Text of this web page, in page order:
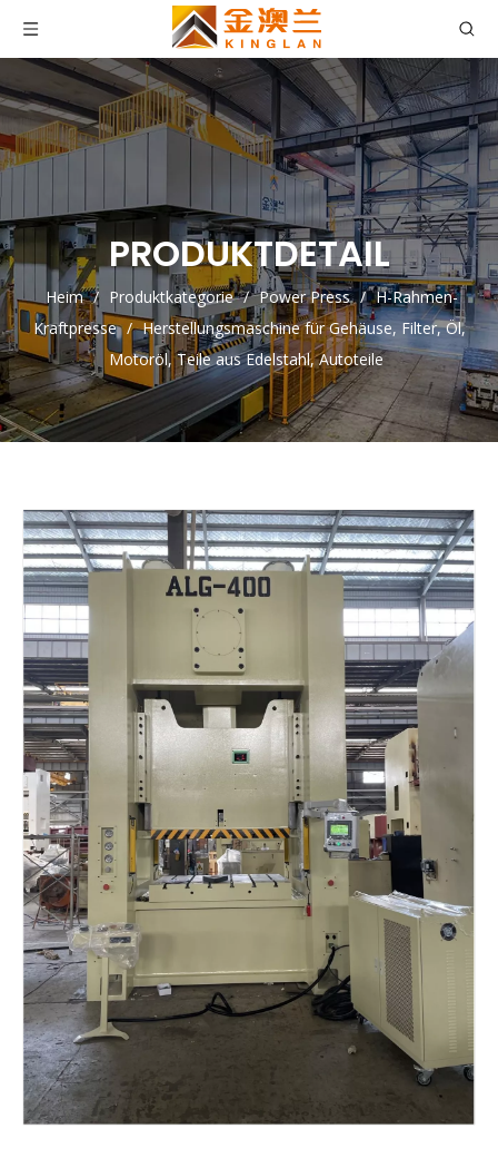
PRODUKTDETAIL
Heim / Produktkategorie / Power Press / H-Rahmen-
Kraftpresse / Herstellungsmaschine für Gehäuse, Filter, Öl,
Motoröl, Teile aus Edelstahl, Autoteile